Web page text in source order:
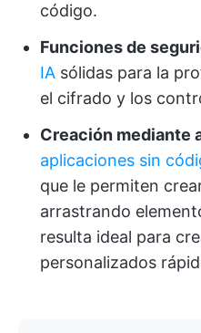
código.
Funciones de
IA sólidas para la
el cifrado y los
Creación mediante
aplicaciones sin
que le permiten
arrastrando
resulta ideal para
personalizados